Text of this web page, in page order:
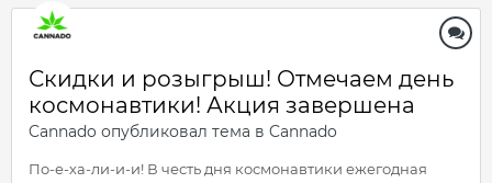
Скидки и розыгрыш! Отмечаем день
космонавтики! Акция завершена
Cannado опубликовал тема в Cannado
По-е-ха-ли-и-и! В честь дня космонавтики ежегодная